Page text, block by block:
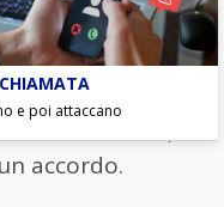
partenza per
il
di Hamas,
accordo.
e poi attaccano